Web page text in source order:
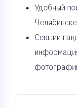
Удобный
Секции